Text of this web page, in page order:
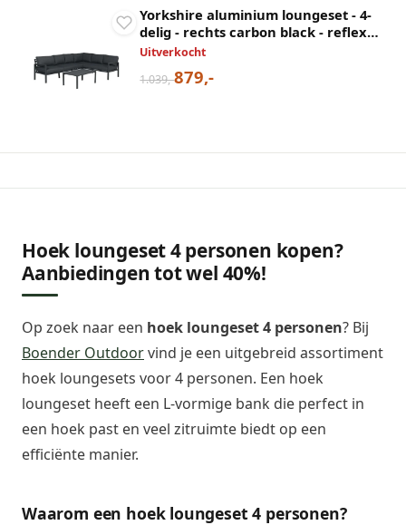
Yorkshire aluminium loungeset - 4-
delig - rechts carbon black - reflex
black
Uitverkocht
1.039,-879,-
Hoek loungeset 4 personen kopen?
Aanbiedingen tot wel 40%!
Op zoek naar een hoek loungeset 4 personen? Bij
Boender Outdoorvind je een uitgebreid assortiment
hoek loungesets voor 4 personen. Een hoek
loungeset heeft een L-vormige bank die perfect in
een hoek past en veel zitruimte biedt op een
efficiënte manier.
Waarom een hoek loungeset 4 personen?